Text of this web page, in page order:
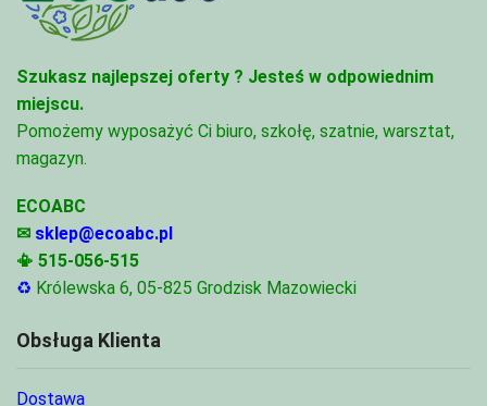
Szukasz najlepszej oferty ? Jesteś w odpowiednim
miejscu.
Pomożemy wyposażyć Ci biuro, szkołę, szatnie, warsztat,
magazyn.
ECOABC
✉ sklep@ecoabc.pl
📳 515-056-515
♻ Królewska 6, 05-825 Grodzisk Mazowiecki
Obsługa Klienta
Dostawa